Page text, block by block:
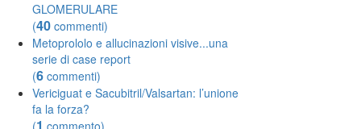
GLOMERULARE
(40 commenti)
Metoprololo e allucinazioni visive...una
serie di case report
(6 commenti)
Vericiguat e Sacubitril/Valsartan: l’unione
fa la forza?